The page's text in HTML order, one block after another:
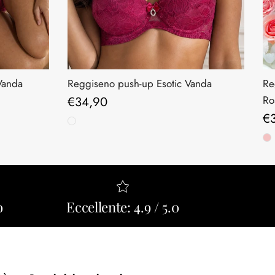
Reggiseno push-up Esotic Vanda
Prezzo normale
€34,90
Eccellente: 4.9 / 5.0